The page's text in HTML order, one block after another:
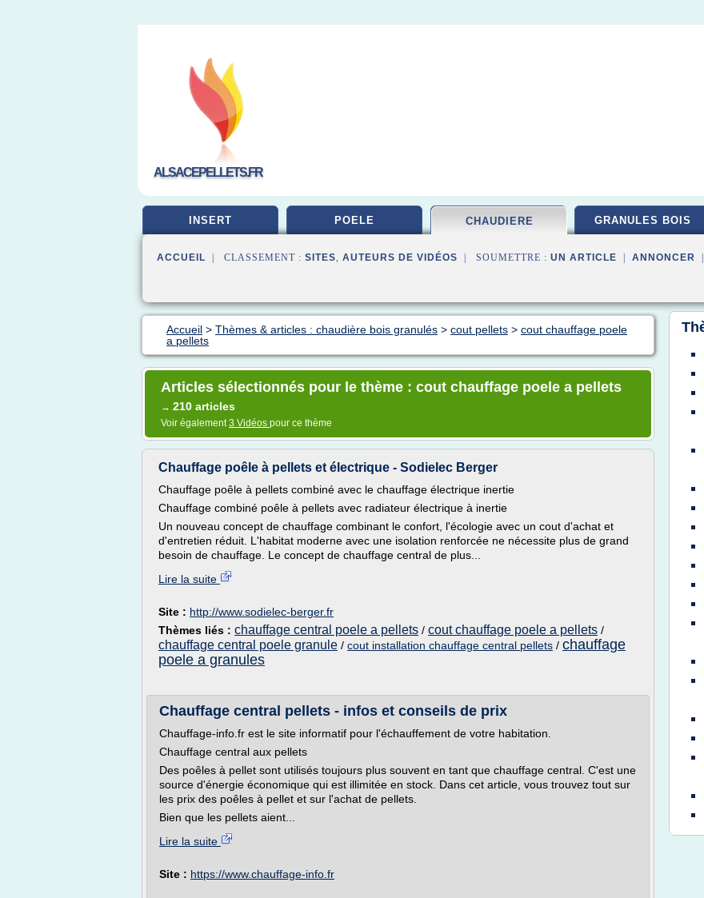
ALSACEPELLETS.FR
INSERT POELE CHAUDIERE GRANULES BOIS
ACCUEIL | CLASSEMENT : SITES, AUTEURS DE VIDÉOS | SOUMETTRE : UN ARTICLE ANNONCER
Accueil > Thèmes & articles : chaudière bois granulés > cout pellets > cout chauffage poele
a pellets
Articles sélectionnés pour le thème : cout chauffage poele a pellets
→ 210 articles
Voir également3 Vidéos pour ce thème
Chauffage poêle à pellets et électrique - Sodielec Berger
Chauffage poêle à pellets combiné avec le chauffage électrique inertie
Chauffage combiné poêle à pellets avec radiateur électrique à inertie
Un nouveau concept de chauffage combinant le confort, l'écologie avec un cout d'achat et
d'entretien réduit. L'habitat moderne avec une isolation renforcée ne nécessite plus de grand
besoin de chauffage. Le concept de chauffage central de plus...
Lire la suite
Site : http://www.sodielec-berger.fr
Thèmes liés : chauffage central poele a pellets / cout chauffage poele a pellets /
chauffage central poele granule / cout installation chauffage central pellets / chauffage
poele a granules
Chauffage central pellets - infos et conseils de prix
Chauffage-info.fr est le site informatif pour l'échauffement de votre habitation.
Chauffage central aux pellets
Des poêles à pellet sont utilisés toujours plus souvent en tant que chauffage central. C'est une
source d'énergie économique qui est illimitée en stock. Dans cet article, vous trouvez tout sur
les prix des poêles à pellet et sur l'achat de pellets.
Bien que les pellets aient...
Lire la suite
Site : https://www.chauffage-info.fr